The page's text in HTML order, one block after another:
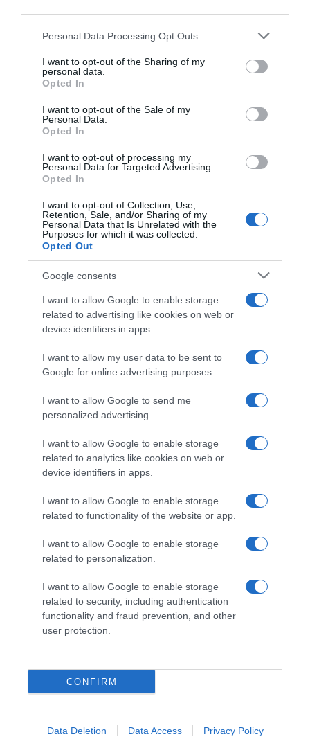
Please note that this website/app uses one or more Google
not limited to your visit or usage behaviour. You may click to
grant or deny consent to Google and its third-party tags to
use your data for below specified purposes in below Google
consent section.
Personal Data Processing Opt Outs
I want to opt-out of the Sharing of my
personal data.
Opted In
I want to opt-out of the Sale of my
Personal Data.
Opted In
I want to opt-out of processing my
Personal Data for Targeted Advertising.
Opted In
I want to opt-out of Collection, Use,
Retention, Sale, and/or Sharing of my
Personal Data that Is Unrelated with the
Purposes for which it was collected.
Opted Out
Google consents
I want to allow Google to enable storage
related to advertising like cookies on web or
device identifiers in apps.
I want to allow my user data to be sent to
Google for online advertising purposes.
I want to allow Google to send me
personalized advertising.
I want to allow Google to enable storage
related to analytics like cookies on web or
device identifiers in apps.
I want to allow Google to enable storage
related to functionality of the website or app.
I want to allow Google to enable storage
related to personalization.
I want to allow Google to enable storage
related to security, including authentication
functionality and fraud prevention, and other
user protection.
CONFIRM
Data Deletion Data Access Privacy Policy
Ψηφοφορία:4.2. Από 391 ψήφους.
ΛΟΓΑΡΙΑΣΜΟΣ - ΛΙΟΛΙΟΥ ΚΑΤΕΡΙΝΑ
Ψηφοφορία: 4.2. Από 299 ψήφους.
ΔΕΥΤΕΡΑ – ΡΕΜΟΣ ΑΝΤΩΝΗΣ
Ψηφοφορία: 4.1. Από 325 ψήφους.
ΕΞΑΙΡΕΣΗ – ΒΙΣΣΗ ΑΝΝΑ